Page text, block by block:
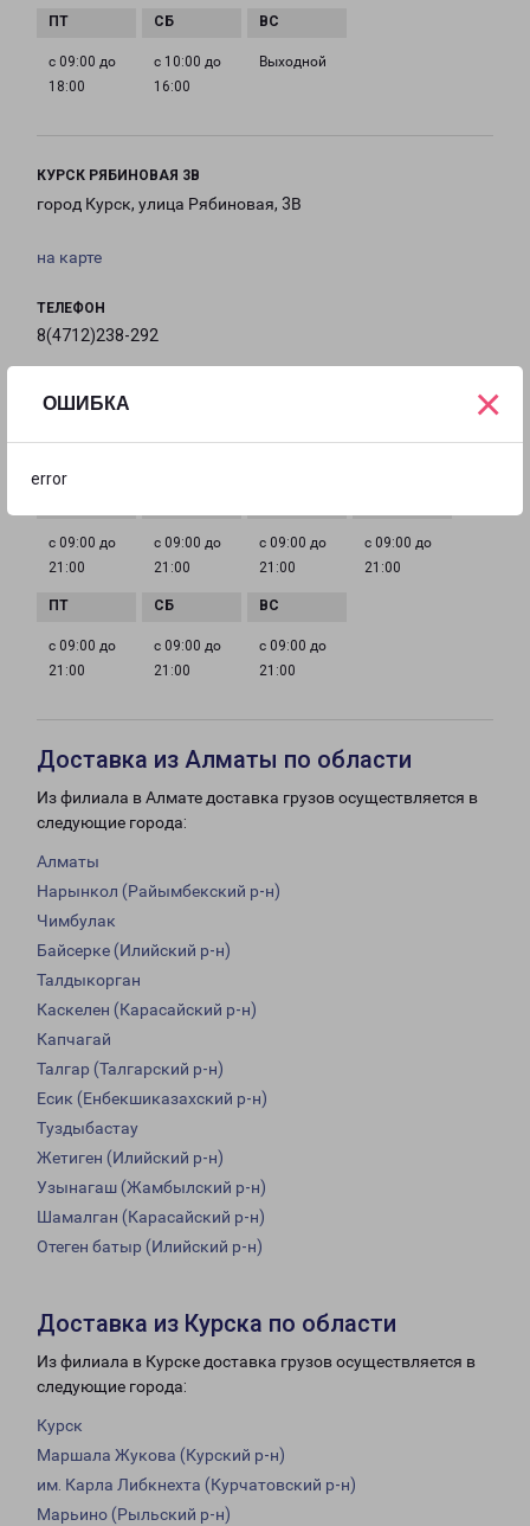
ОШИБКА
error
×
с 09:00 до
18:00
с 10:00 до
16:00
Выходной
КУРСК РЯБИНОВАЯ 3В
город Курск, улица Рябиновая, 3В
на карте
ТЕЛЕФОН
8(4712)238-292
kursk@pecom.ru
с 09:00 до
21:00
с 09:00 до
21:00
с 09:00 до
21:00
с 09:00 до
21:00
с 09:00 до
21:00
с 09:00 до
21:00
с 09:00 до
21:00
Доставка из Алматы по области
Из филиала в Алмате доставка грузов осуществляется в
следующие города:
Алматы
Нарынкол (Райымбекский р-н)
Чимбулак
Байсерке (Илийский р-н)
Талдыкорган
Каскелен (Карасайский р-н)
Капчагай
Талгар (Талгарский р-н)
Есик (Енбекшиказахский р-н)
Туздыбастау
Жетиген (Илийский р-н)
Узынагаш (Жамбылский р-н)
Шамалган (Карасайский р-н)
Отеген батыр (Илийский р-н)
Доставка из Курска по области
Из филиала в Курске доставка грузов осуществляется в
следующие города:
Курск
Маршала Жукова (Курский р-н)
им. Карла Либкнехта (Курчатовский р-н)
Марьино (Рыльский р-н)